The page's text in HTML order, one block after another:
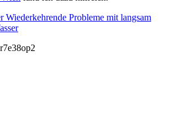
Wiederkehrende Probleme mit langsam